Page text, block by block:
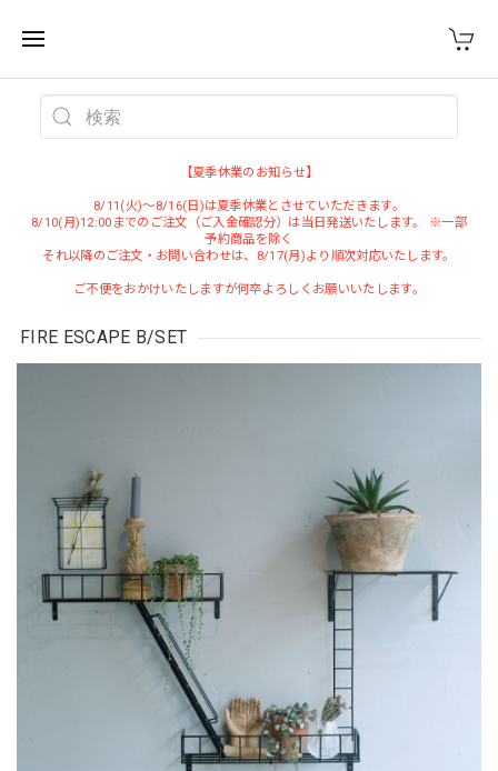
【夏季休業のお知らせ】
8/11(火)～8/16(日)は夏季休業とさせていただきます。
8/10(月)12:00までのご注文（ご入金確認分）は当日発送いたします。 ※一部
予約商品を除く
それ以降のご注文・お問い合わせは、8/17(月)より順次対応いたします。
ご不便をおかけいたしますが何卒よろしくお願いいたします。
FIRE ESCAPE B/SET